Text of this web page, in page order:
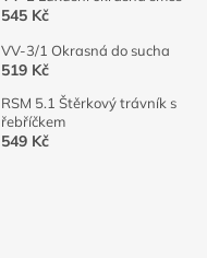
545 Kč
VV-3/1 Okrasná do sucha
519 Kč
RSM 5.1 Štěrkový trávník s
řebříčkem
549 Kč